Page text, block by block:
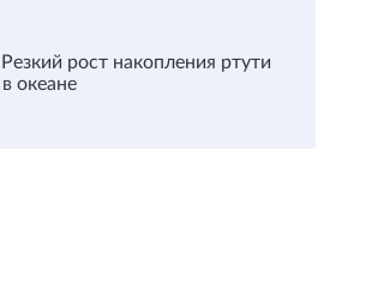
Резкий рост накопления ртути
океане